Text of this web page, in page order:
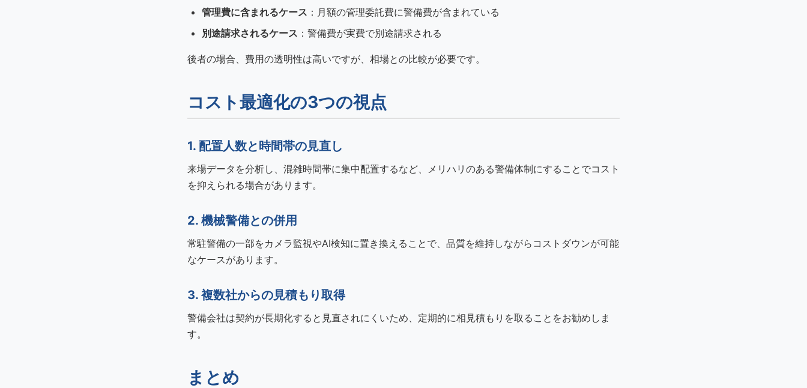
管理費に含まれるケース ：月額の管理委託費に警備費が含まれている
別途請求されるケース ：警備費が実費で別途請求される
後者の場合、費用の透明性は高いですが、相場との比較が必要です。
コスト最適化の3つの視点
1. 配置人数と時間帯の見直し
来場データを分析し、混雑時間帯に集中配置するなど、メリハリのある警備体制にすることでコスト
を抑えられる場合があります。
2. 機械警備との併用
常駐警備の一部をカメラ監視やAI検知に置き換えることで、品質を維持しながらコストダウンが可能
なケースがあります。
3. 複数社からの見積もり取得
警備会社は契約が長期化すると見直されにくいため、定期的に相見積もりを取ることをお勧めしま
す。
まとめ